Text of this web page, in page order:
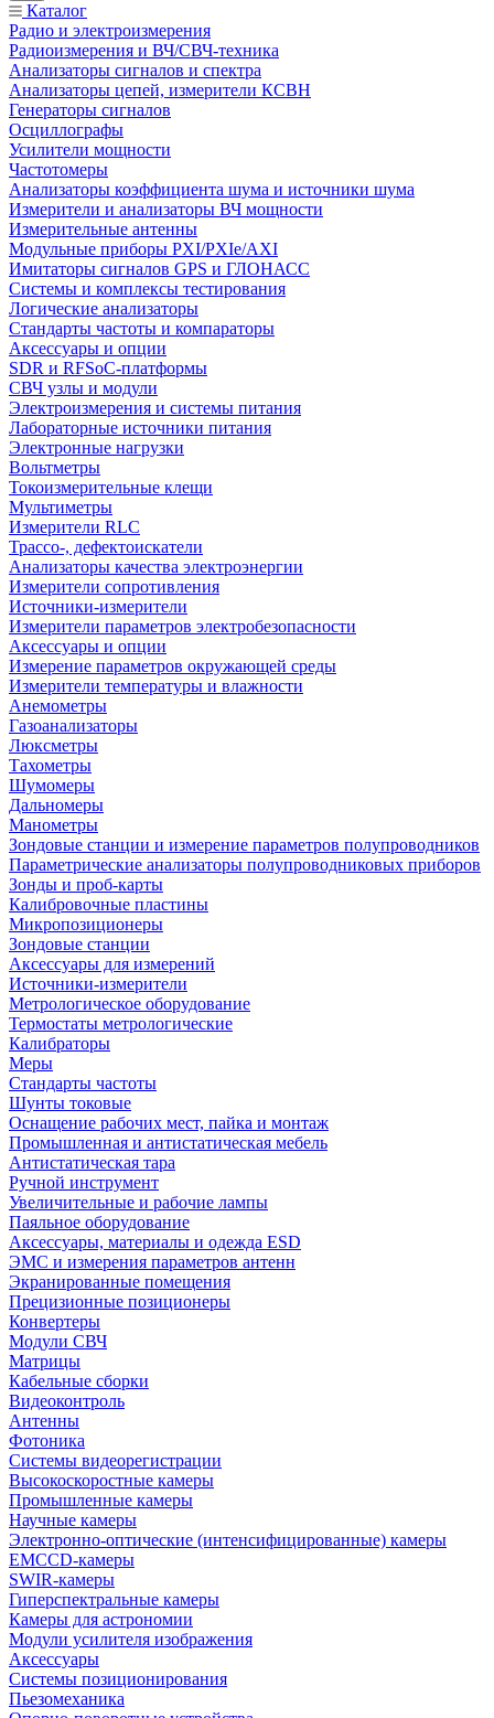
Каталог
Радио и электроизмерения
Радиоизмерения и ВЧ/СВЧ-техника
Анализаторы сигналов и спектра
Анализаторы цепей, измерители КСВН
Генераторы сигналов
Осциллографы
Усилители мощности
Частотомеры
Анализаторы коэффициента шума и источники шума
Измерители и анализаторы ВЧ мощности
Измерительные антенны
Модульные приборы PXI/PXIe/AXI
Имитаторы сигналов GPS и ГЛОНАСС
Системы и комплексы тестирования
Логические анализаторы
Стандарты частоты и компараторы
Аксессуары и опции
SDR и RFSoC‑платформы
СВЧ узлы и модули
Электроизмерения и системы питания
Лабораторные источники питания
Электронные нагрузки
Вольтметры
Токоизмерительные клещи
Мультиметры
Измерители RLC
Трассо-, дефектоискатели
Анализаторы качества электроэнергии
Измерители сопротивления
Источники-измерители
Измерители параметров электробезопасности
Аксессуары и опции
Измерение параметров окружающей среды
Измерители температуры и влажности
Анемометры
Газоанализаторы
Люксметры
Тахометры
Шумомеры
Дальномеры
Манометры
Зондовые станции и измерение параметров полупроводников
Параметрические анализаторы полупроводниковых приборов
Зонды и проб-карты
Калибровочные пластины
Микропозиционеры
Зондовые станции
Аксессуары для измерений
Источники-измерители
Метрологическое оборудование
Термостаты метрологические
Калибраторы
Меры
Стандарты частоты
Шунты токовые
Оснащение рабочих мест, пайка и монтаж
Промышленная и антистатическая мебель
Антистатическая тара
Ручной инструмент
Увеличительные и рабочие лампы
Паяльное оборудование
Аксессуары, материалы и одежда ESD
ЭМС и измерения параметров антенн
Экранированные помещения
Прецизионные позиционеры
Конвертеры
Модули СВЧ
Матрицы
Кабельные сборки
Видеоконтроль
Антенны
Фотоника
Cистемы видеорегистрации
Высокоскоростные камеры
Промышленные камеры
Научные камеры
Электронно-оптические (интенсифицированные) камеры
EMCCD-камеры
SWIR-камеры
Гиперспектральные камеры
Камеры для астрономии
Модули усилителя изображения
Аксессуары
Системы позиционирования
Пьезомеханика